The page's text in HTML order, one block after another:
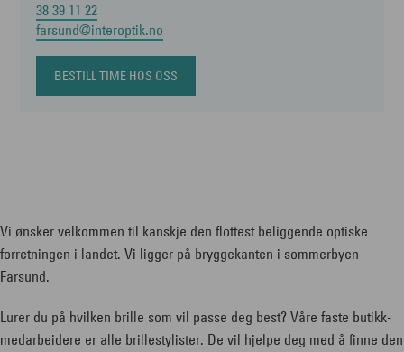
38 39 11 22
farsund@interoptik.no
BESTILL TIME HOS OSS
Vi ønsker velkommen til kanskje den flottest beliggende optiske
forretningen i landet. Vi ligger på bryggekanten i sommerbyen
Farsund.
Lurer du på hvilken brille som vil passe deg best? Våre faste butikk-
medarbeidere er alle brillestylister. De vil hjelpe deg med å finne den